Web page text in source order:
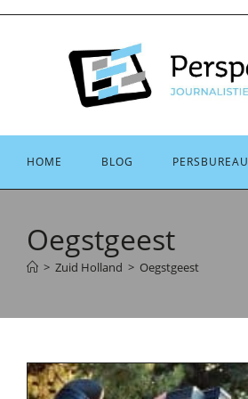
Ga
HOME BLOG PERSBUREAU
Oegstgeest
> Zuid Holland > Oegstgeest